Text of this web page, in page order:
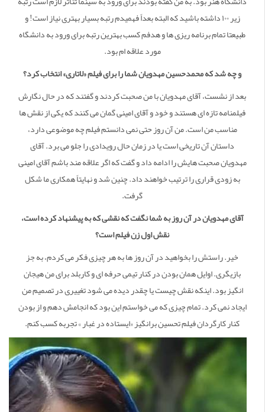
زیر ۱۰۰ داشته باشید که البته بعداً فهمیدم رتبه بسیار بهتری نیاز است! و
طبیعتا تمام برنامه ریزی ها و هدفم کسب بهترین رتبه برای ورود به دانشگاه
مورد علاقه ام بود.
و چه شد که محمدحسین مهدویان شما را برای فیلم «لاتاری» انتخاب کرد؟
بعد از نشست، آقای مهدویان با من صحبت کردند و گفتند که در حال نگارش
فیلمنامه تازه ای هستند و خود و آقای امینی گمان می کنند که یکی از نقش ها
مناسب من است. من آن روز حتی نمی دانستم فیلم چه موضوعی دارد،
داستان آن تاریخی است یا در زمان حال رویدادی را جلو می برد. آقای
مهدویان صحبت هایش را ادامه داد و گفت که اگر علاقه مند باشم آقای امینی
به زودی قراری را ترتیب خواهند داد. چنین شد و نهایتاً همکاری ما شکل
گرفت.
آقای مهدویان در آن روز به شما نگفت که نقشی که به پیشنهاد کرده است،
نقش اول زن فیلم است؟
خیر. راستش را بخواهید در آن روز ها به هر چیزی فکر می کردم، به جز
بازیگری. اوایل همان بودن در کنار تیمی حرفه ای و کاربلد برای من هیجان
انگیز بود. اینکه نقش چیست یا چقدر دیده می شود تغییری در تصمیم من
ایجاد نمی کرد. تمام چیزی که می خواستم این بود که انجامش دهم و از بودن
کنار کارگردان فیلم تحسین برانگیز «ایستاده در غبار » تجربه کسب کنم.